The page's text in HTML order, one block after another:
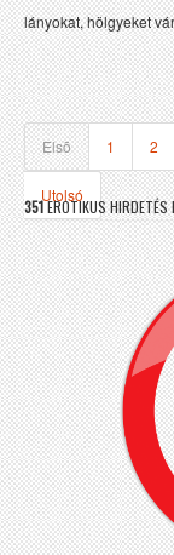
lányokat, hölgyeket
Elsõ 1 2
Utolsó
351EROTIKUS HIRDETÉS